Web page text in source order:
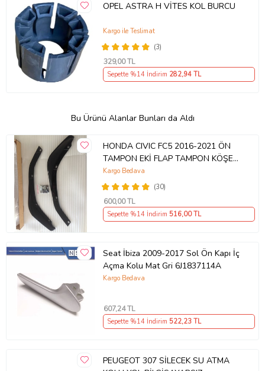
OPEL ASTRA H VİTES KOL BURCU
(3)
Kargo ile Teslimat
329,00 TL
Sepette %14 İndirim 282,94 TL
Bu Ürünü Alanlar Bunları da Aldı
HONDA CIVIC FC5 2016-2021 ÖN
TAMPON EKİ FLAP TAMPON KÖŞESİ
TAKIM SAĞ SOL KAMPANYA ŞOKK
FİYAT OEM
(30)
Kargo Bedava
600,00 TL
Sepette %14 İndirim 516,00 TL
Seat İbiza 2009-2017 Sol Ön Kapı İç
Açma Kolu Mat Gri 6J1837114A
Kargo Bedava
607,24 TL
Sepette %14 İndirim 522,23 TL
PEUGEOT 307 SİLECEK SU ATMA